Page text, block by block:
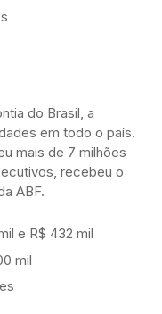
do Brasil, a
em todo o país.
mais de 7 milhões
recebeu o
ABF.
e R$ 432 mil
mil